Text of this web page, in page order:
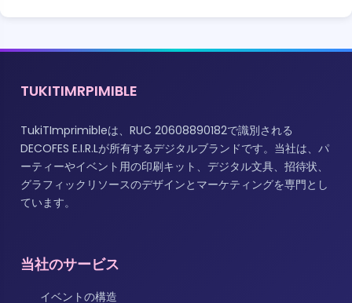
TUKITIMRPIMIBLE
TukiTImprimibleは、RUC 20608890182で識別される
DECOFES E.I.R.Lが所有するデジタルブランドです。当社は、パ
ーティーやイベント用の印刷キット、デジタル文具、招待状、
グラフィックリソースのデザインとマーケティングを専門とし
ています。
当社のサービス
イベントの構造